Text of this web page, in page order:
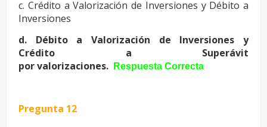
c. Crédito a Valorización de Inversiones y Débito a
Inversiones
d. Débito a Valorización de Inversiones y
Crédito a Superávit
porvalorizaciones. Respuesta Correcta
Pregunta 12